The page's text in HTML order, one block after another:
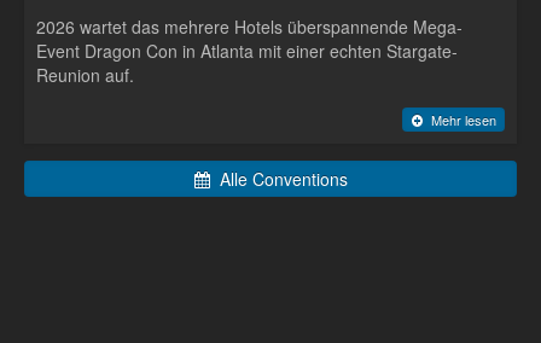
2026 wartet das mehrere Hotels überspannende Mega-
Event Dragon Con in Atlanta mit einer echten Stargate-
Reunion auf.
Mehr lesen
Alle Conventions